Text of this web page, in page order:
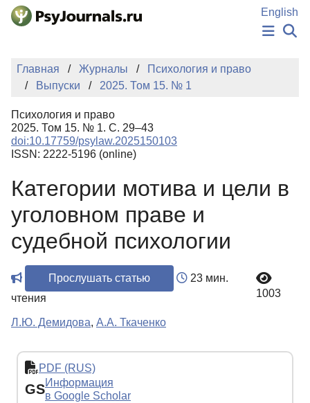
Перейти к основному содержанию
English
НОВОСТИ
ИЗДАНИЯ
ПОДАТЬ РУКОПИСЬ
БАЗА ЗНАНИЙ
КЛЮЧЕВЫЕ СЛОВА
Регистрация
Главная Журналы
Психология и право
Выпуски
2025. Том 15. № 1
Психология и право
2025. Том 15. № 1. С. 29–43
doi:10.17759/psylaw.2025150103
ISSN: 2222-5196 (online)
Категории мотива и цели в
уголовном праве и
судебной психологии
Прослушать статью
23 мин.
чтения
1003
Л.Ю. Демидова, А.А. Ткаченко
PDF (RUS)
GSИнформация
в Google Scholar